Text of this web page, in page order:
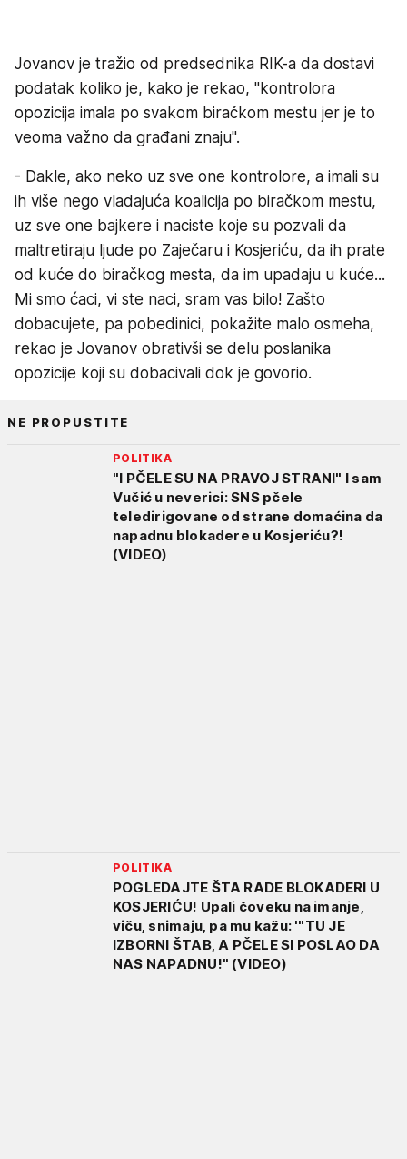
Jovanov je tražio od predsednika RIK-a da dostavi
podatak koliko je, kako je rekao, "kontrolora
opozicija imala po svakom biračkom mestu jer je to
veoma važno da građani znaju".
- Dakle, ako neko uz sve one kontrolore, a imali su
ih više nego vladajuća koalicija po biračkom mestu,
uz sve one bajkere i naciste koje su pozvali da
maltretiraju ljude po Zaječaru i Kosjeriću, da ih prate
od kuće do biračkog mesta, da im upadaju u kuće...
Mi smo ćaci, vi ste naci, sram vas bilo! Zašto
dobacujete, pa pobedinici, pokažite malo osmeha,
rekao je Jovanov obrativši se delu poslanika
opozicije koji su dobacivali dok je govorio.
NE PROPUSTITE
POLITIKA
"I PČELE SU NA PRAVOJ STRANI" I sam
Vučić u neverici: SNS pčele
teledirigovane od strane domaćina da
napadnu blokadere u Kosjeriću?!
(VIDEO)
POLITIKA
POGLEDAJTE ŠTA RADE BLOKADERI U
KOSJERIĆU! Upali čoveku na imanje,
viču, snimaju, pa mu kažu: '"TU JE
IZBORNI ŠTAB, A PČELE SI POSLAO DA
NAS NAPADNU!" (VIDEO)